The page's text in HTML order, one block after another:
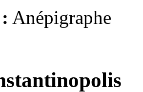
Anépigraphe